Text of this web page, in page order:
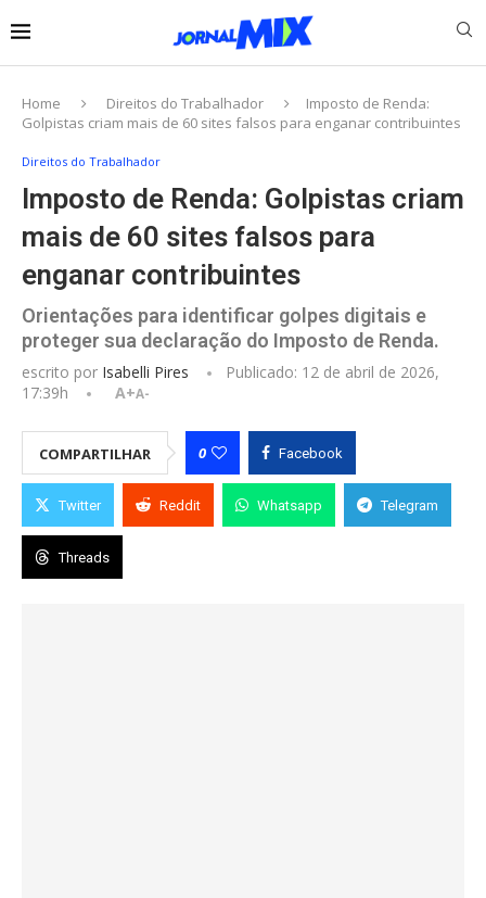
Home Direitos do Trabalhador
Imposto de Renda:
Golpistas criam mais de 60 sites falsos para enganar contribuintes
Direitos do Trabalhador
Imposto de Renda: Golpistas criam
mais de 60 sites falsos para
enganar contribuintes
Orientações para identificar golpes digitais e
proteger sua declaração do Imposto de Renda.
escrito por Isabelli Pires Publicado: 12 de abril de 2026,
17:39h
A+A-
COMPARTILHAR 0 Facebook
Twitter Reddit Whatsapp Telegram
Threads